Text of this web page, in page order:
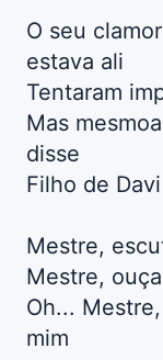
O seu
estava ali
Tentaram
Mas
disse
Filho de
Mestre,
Mestre,
Oh...
mim